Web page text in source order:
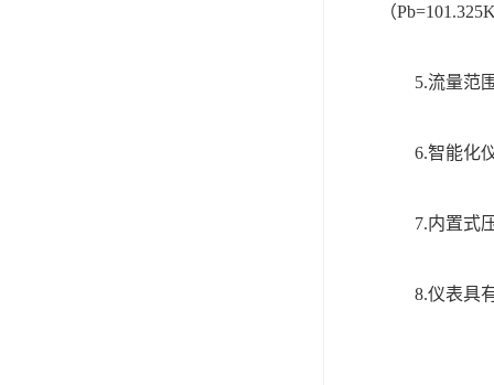
（
5.流量范围
6.智能化仪
7.内置式压
8.仪表具有